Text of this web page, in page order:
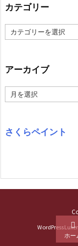
カテゴリー
テ
ー
アーカイブ
ー
ブ
さくらペイント
WordPress 
ホー